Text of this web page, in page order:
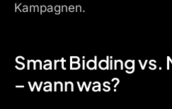
Kampagnen.
Smart Bidding vs.
– wann was?